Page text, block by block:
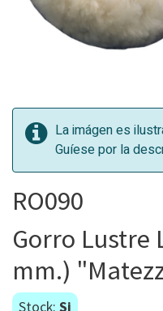
La imágen es
Guíese por la
RO090
Gorro Lustre
mm.)
Stock: Si